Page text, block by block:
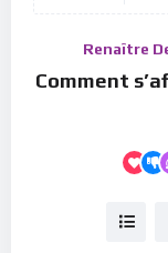
Renaître
Comment